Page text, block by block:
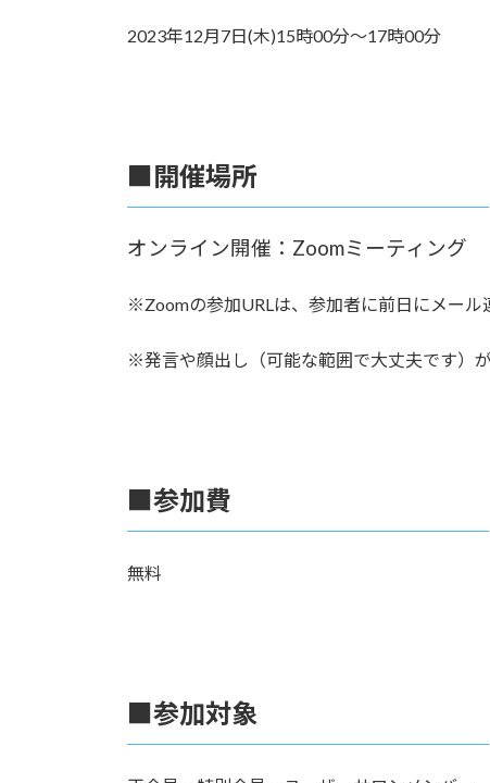
2023年12月7日(木)15時00分〜17時00分
■開催場所
オンライン開催：Zoomミーティング
※Zoomの参加URLは、参加者に前日にメール
※発言や顔出し（可能な範囲で大丈夫です）
■参加費
無料
■参加対象